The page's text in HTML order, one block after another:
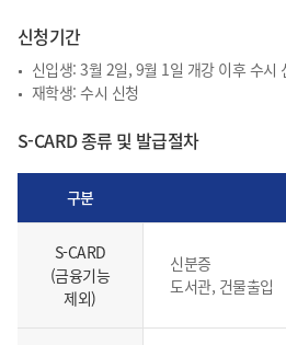
신청기간
신입생: 3월 2일, 9월 1일 개강 이후 수시
재학생: 수시 신청
S-CARD 종류 및 발급절차
구분
S-CARD
(금융기능
제외)
신분증
도서관, 건물출입